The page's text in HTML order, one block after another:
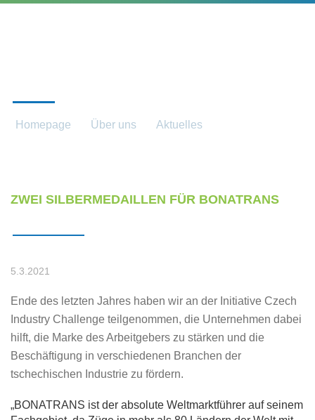
Homepage Über uns Aktuelles
ZWEI SILBERMEDAILLEN FÜR BONATRANS
5.3.2021
Ende des letzten Jahres haben wir an der Initiative Czech
Industry Challenge teilgenommen, die Unternehmen dabei
hilft, die Marke des Arbeitgebers zu stärken und die
Beschäftigung in verschiedenen Branchen der
tschechischen Industrie zu fördern.
„BONATRANS ist der absolute Weltmarktführer auf seinem